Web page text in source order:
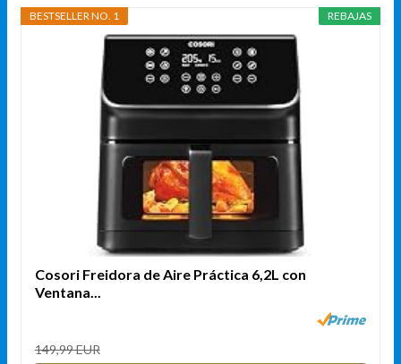
REBAJAS
BESTSELLER NO. 1
Cosori Freidora de Aire Práctica 6,2L con
Ventana...
149,99 EUR